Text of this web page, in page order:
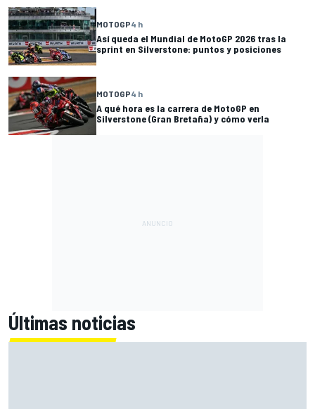
MOTOGP4 h
Así queda el Mundial de MotoGP 2026 tras la
sprint en Silverstone: puntos y posiciones
MOTOGP4 h
A qué hora es la carrera de MotoGP en
Silverstone (Gran Bretaña) y cómo verla
Últimas noticias